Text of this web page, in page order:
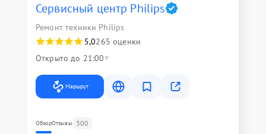
Сервисный центр Philips
Ремонт техники Philips
5,0265 оценки
Открыто до 21:00
Маршрут
ОбзорОтзывы 300